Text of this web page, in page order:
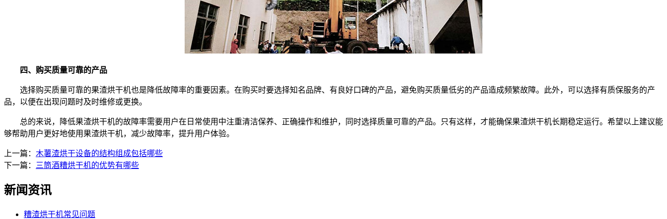
四、购买质量可靠的产品
选择购买质量可靠的果渣烘干机也是降低故障率的重要因素。在购买时要选择知名品牌、有良好口碑的产品，避免购买质量低劣的产品造成频繁故障。此外，可以选择有质保服务的产
品，以便在出现问题时及时维修或更换。
总的来说，降低果渣烘干机的故障率需要用户在日常使用中注重清洁保养、正确操作和维护，同时选择质量可靠的产品。只有这样，才能确保果渣烘干机长期稳定运行。希望以上建议能
够帮助用户更好地使用果渣烘干机，减少故障率，提升用户体验。
上一篇： 木薯渣烘干设备的结构组成包括哪些
下一篇：
三筒酒糟烘干机的优势有哪些
新闻资讯
糟渣烘干机常见问题